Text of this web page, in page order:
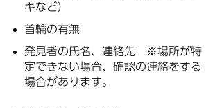
キなど）
首輪の有無
発見者の氏名、連絡先 ※場所が特
定できない場合、確認の連絡をする
場合があります。